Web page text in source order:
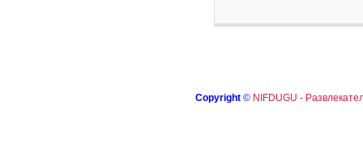
Copyright © NIFDUGU -